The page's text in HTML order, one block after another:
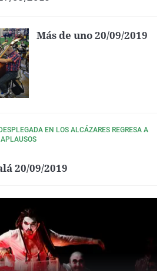
Más de uno 20/09/2019
EN LOS ALCÁZARES REGRESA A
20/09/2019